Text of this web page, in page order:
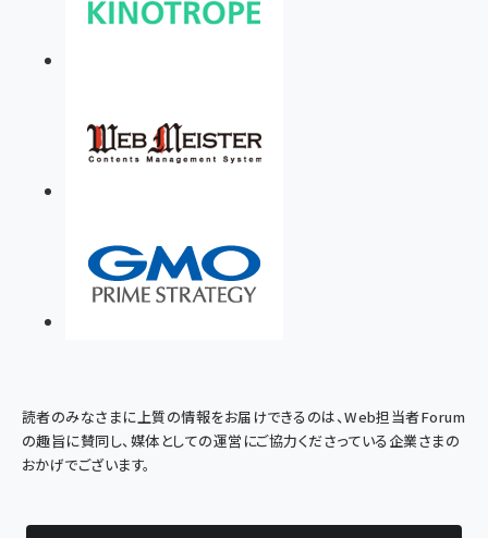
読者のみなさまに上質の情報をお届けできるのは、Web担当者Forum
の趣旨に賛同し、媒体としての運営にご協力くださっている企業さまの
おかげでございます。